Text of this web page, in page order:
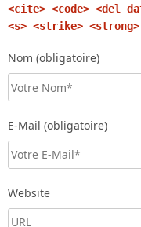
<cite> <code> <del
<s> <strike> <strong>
Nom (obligatoire)
E-Mail (obligatoire)
Website